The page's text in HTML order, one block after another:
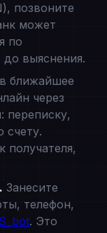
позвоните
может
по
выяснения.
ближайшее
через
переписку,
счету.
получателя,
Занесите
телефон,
. Это